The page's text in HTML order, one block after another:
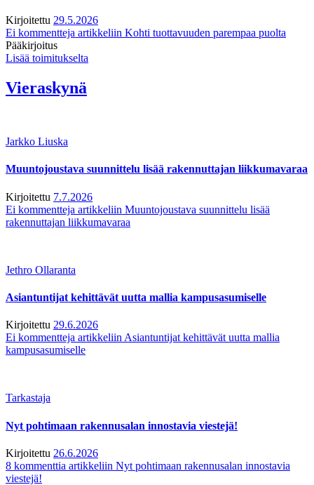
Kirjoitettu 29.5.2026
Ei kommentteja artikkeliin Kohti tuottavuuden parempaa puolta
Pääkirjoitus
Lisää toimitukselta
Vieraskynä
Jarkko Liuska
Muuntojoustava suunnittelu lisää rakennuttajan liikkumavaraa
Kirjoitettu 7.7.2026
Ei kommentteja artikkeliin Muuntojoustava suunnittelu lisää
rakennuttajan liikkumavaraa
Jethro Ollaranta
Asiantuntijat kehittävät uutta mallia kampusasumiselle
Kirjoitettu 29.6.2026
Ei kommentteja artikkeliin Asiantuntijat kehittävät uutta mallia
kampusasumiselle
Tarkastaja
Nyt pohtimaan rakennusalan innostavia viestejä!
Kirjoitettu 26.6.2026
8 kommenttia artikkeliin Nyt pohtimaan rakennusalan innostavia
viestejä!